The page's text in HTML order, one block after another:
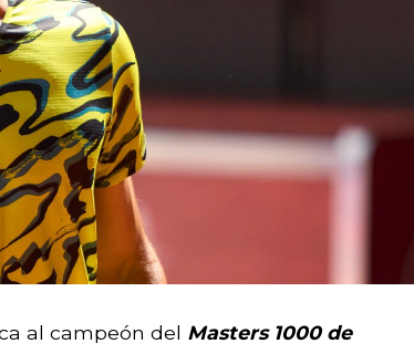
al campeón del Masters 1000 de